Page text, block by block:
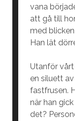
vana
att gå till
med
Han lät
Utanför
en siluett
fastfrusen.
när han
det?